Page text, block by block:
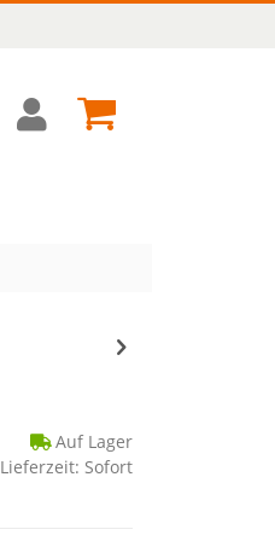
Cart
Auf Lager
Lieferzeit: Sofort